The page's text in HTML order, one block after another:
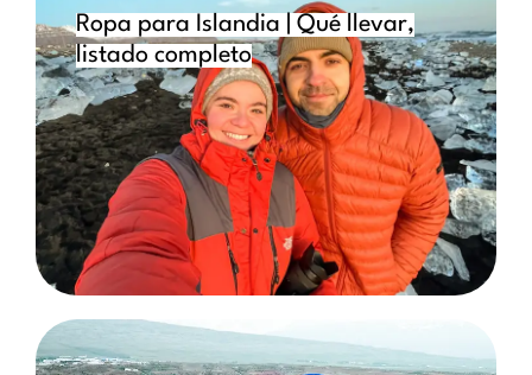
Ropa para Islandia | Qué llevar,
listado completo